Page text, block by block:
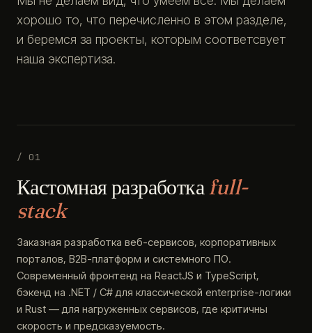
хорошо то, что перечисленно в этом разделе,
и беремся за проекты, которым соответсвует
наша экспертиза.
/ 01
Кастомная разработкаfull-
stack
Заказная разработка веб-сервисов, корпоративных
порталов, B2B-платформ и системного ПО.
Современный фронтенд на ReactJS и TypeScript,
бэкенд на .NET / C# для классической enterprise-логики
и Rust — для нагруженных сервисов, где критичны
скорость и предсказуемость.